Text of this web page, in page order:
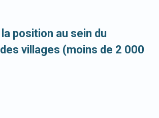
position au sein du
villages (moins de 2 000